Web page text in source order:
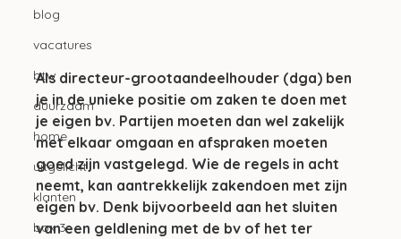
blog
vacatures
btw
duurzaam
home
uitgelicht
klanten
box 3
Als directeur-grootaandeelhouder (dga) ben
je in de unieke positie om zaken te doen met
je eigen bv. Partijen moeten dan wel zakelijk
met elkaar omgaan en afspraken moeten
goed zijn vastgelegd. Wie de regels in acht
neemt, kan aantrekkelijk zakendoen met zijn
eigen bv. Denk bijvoorbeeld aan het sluiten
van een geldlening met de bv of het ter